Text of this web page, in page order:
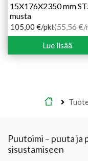
15X176X2350 mm
musta
105,00 €/pkt(55,56 €/
Lue lisää
Etusivu
Puutoimi – puuta ja
sisustamiseen